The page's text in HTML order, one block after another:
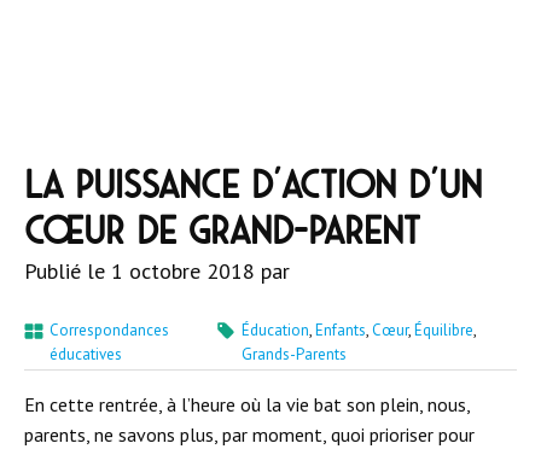
La puissance d’action d’un
cœur de grand-parent
Publié le 1 octobre 2018 par
Correspondances
éducatives
Éducation,Enfants,Cœur,Équilibre,
Grands-Parents
En cette rentrée, à l’heure où la vie bat son plein, nous,
parents, ne savons plus, par moment, quoi prioriser pour